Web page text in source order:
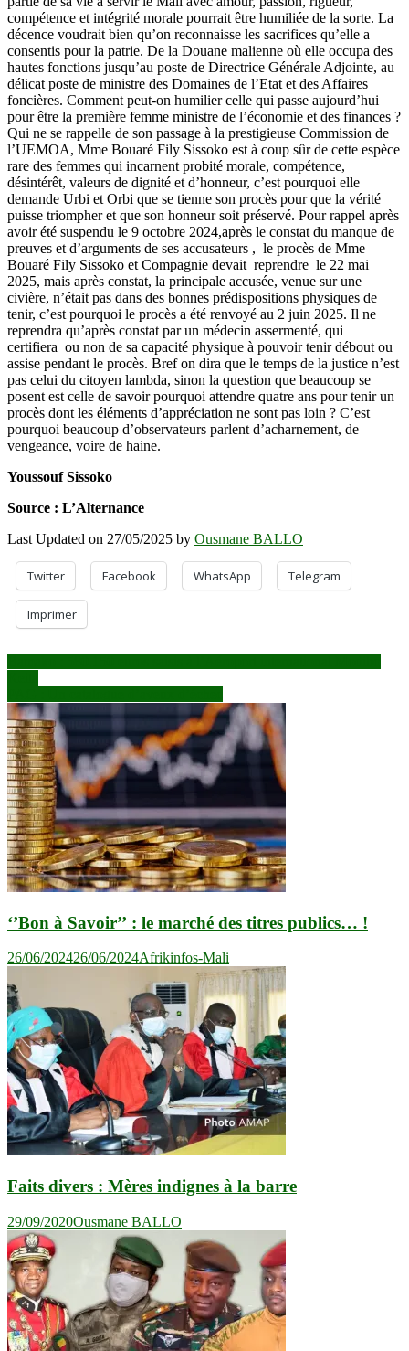
compétence et intégrité morale pourrait être humiliée de la sorte. La
décence voudrait bien qu’on reconnaisse les sacrifices qu’elle a
consentis pour la patrie. De la Douane malienne où elle occupa des
hautes fonctions jusqu’au poste de Directrice Générale Adjointe, au
délicat poste de ministre des Domaines de l’Etat et des Affaires
foncières. Comment peut-on humilier celle qui passe aujourd’hui
pour être la première femme ministre de l’économie et des finances ?
Qui ne se rappelle de son passage à la prestigieuse Commission de
l’UEMOA, Mme Bouaré Fily Sissoko est à coup sûr de cette espèce
rare des femmes qui incarnent probité morale, compétence,
désintérêt, valeurs de dignité et d’honneur, c’est pourquoi elle
demande Urbi et Orbi que se tienne son procès pour que la vérité
puisse triompher et que son honneur soit préservé. Pour rappel après
avoir été suspendu le 9 octobre 2024,après le constat du manque de
preuves et d’arguments de ses accusateurs , le procès de Mme
Bouaré Fily Sissoko et Compagnie devait reprendre le 22 mai
2025, mais après constat, la principale accusée, venue sur une
civière, n’était pas dans des bonnes prédispositions physiques de
tenir, c’est pourquoi le procès a été renvoyé au 2 juin 2025. Il ne
reprendra qu’après constat par un médecin assermenté, qui
certifiera ou non de sa capacité physique à pouvoir tenir débout ou
assise pendant le procès. Bref on dira que le temps de la justice n’est
pas celui du citoyen lambda, sinon la question que beaucoup se
posent est celle de savoir pourquoi attendre quatre ans pour tenir un
procès dont les éléments d’appréciation ne sont pas loin ? C’est
pourquoi beaucoup d’observateurs parlent d’acharnement, de
vengeance, voire de haine.
Youssouf Sissoko
Source : L’Alternance
Last Updated on 27/05/2025 by Ousmane BALLO
Twitter Facebook WhatsApp Telegram
Imprimer
Navigation
de
l’article
‘’Bon à Savoir’’ : le marché des titres publics… !
26/06/202426/06/2024Afrikinfos-Mali
Faits divers : Mères indignes à la barre
29/09/2020Ousmane BALLO